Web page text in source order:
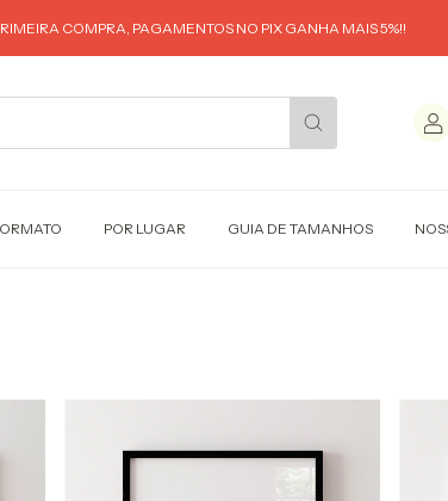
COMPRA, PAGAMENTOS NO PIX GANHA MAIS 5%!!
POR LUGAR GUIA DE TAMANHOS